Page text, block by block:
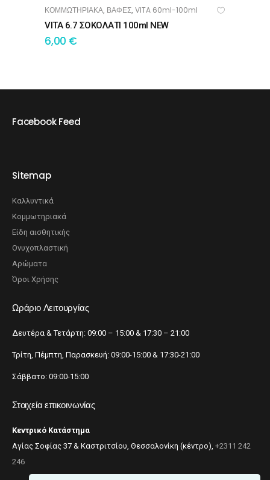
ΠΡΟΣΘΉΚΗ ΣΤΟ ΚΑΛΆΘΙ
ΚΟΜΜΩΤΗΡΙΑΚΑ, ΒΑΦΕΣ, VITA 60ml-100ml
VITA 6.7 ΣΟΚΟΛΑΤΙ 100ml NEW
6,00 €
Facebook Feed
Sitemap
Καλλυντικά
Κομμωτηριακά
Είδη αισθητικής
Ονυχοπλαστική
Αρώματα
Όροι Χρήσης
Ωράριο Λειτουργίας
Δευτέρα & Τετάρτη: 09:00 – 15:00 & 17:30 – 21:00
Τρίτη, Πέμπτη, Παρασκευή: 09:00-15:00 & 17:30-21:00
Σάββατο: 09:00-15:00
Στοιχεία επικοινωνίας
Κεντρικό Κατάστημα
Αγίας Σοφίας 37 & Καστριτσίου, Θεσσαλονίκη (κέντρο), +2311 242
246